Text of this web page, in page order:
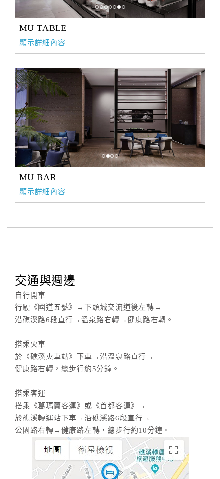
MU TABLE
顯示詳細內容
MU BAR
顯示詳細內容
交通與週邊
自行開車
行駛《國道五號》→下頭城交流道後左轉→
沿礁溪路6段直行→溫泉路右轉→健康路右轉。
搭乘火車
於《礁溪火車站》下車→沿溫泉路直行→
健康路右轉，總步行約5分鐘。
搭乘客運
搭乘《葛瑪蘭客運》或《首都客運》→
於礁溪轉運站下車→沿礁溪路6段直行→
公園路右轉→健康路左轉，總步行約10分鐘。